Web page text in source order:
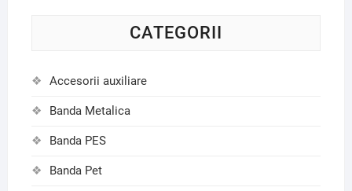
CATEGORII
Accesorii auxiliare
Banda Metalica
Banda PES
Banda Pet